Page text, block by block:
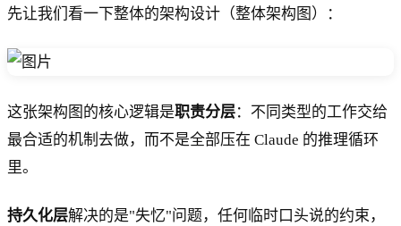
先让我们看一下整体的架构设计（整体架构图）：
这张架构图的核心逻辑是职责分层：不同类型的工作交给
最合适的机制去做，而不是全部压在 Claude 的推理循环
里。
持久化层解决的是"失忆"问题，任何临时口头说的约束，